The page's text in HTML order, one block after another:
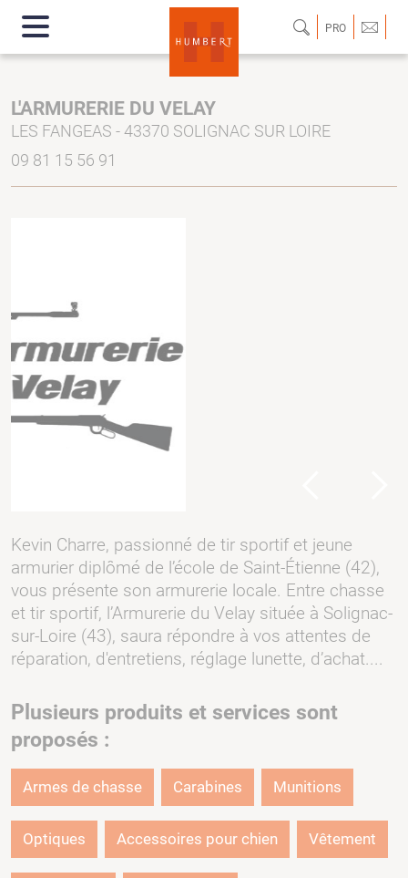
PRO
L'ARMURERIE DU VELAY
LES FANGEAS - 43370 SOLIGNAC SUR LOIRE
09 81 15 56 91
Kevin Charre, passionné de tir sportif et jeune
armurier diplômé de l’école de Saint-Étienne (42),
vous présente son armurerie locale. Entre chasse
et tir sportif, l’Armurerie du Velay située à Solignac-
sur-Loire (43), saura répondre à vos attentes de
réparation, d'entretiens, réglage lunette, d’achat....
Plusieurs produits et services sont
proposés :
Armes de chasse Carabines Munitions
Optiques Accessoires pour chien Vêtement